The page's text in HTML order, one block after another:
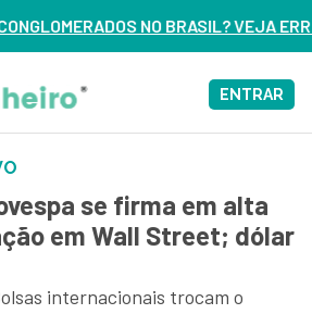
VEJA ERROS DE 3 DELES –
ENTRAR
se firma em alta
em Wall Street; dólar
internacionais trocam o